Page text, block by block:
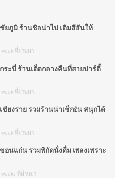
อกเกลือกับเกลือ
อ เกลือทะเล และเกลือหิมา
: มีเนื้อสัมผัสเบา กรอบ
ห้รสเค็มอ่อนๆ พร้อมกลิ่น
รับโรยหน้าอาหารสำเร็จรูป
มจัดกว่า มักใช้ในการปรุง
ยภูมิ ร้านชิลน่าไป เติมสีสันให้
week ที่ผ่านมา
ระบี่ ร้านเด็ดกลางคืนที่สายปาร์ตี้
week ที่ผ่านมา
ชียงราย รวมร้านน่าเช็กอิน สนุกได้
week ที่ผ่านมา
อนแก่น รวมพิกัดนั่งดื่ม เพลงเพราะ
weeks ที่ผ่านมา